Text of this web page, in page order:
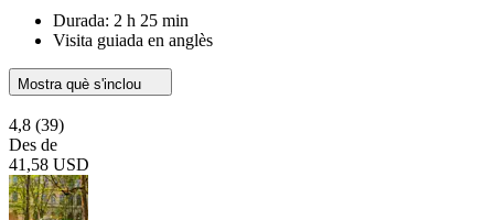
Durada: 2 h 25 min
Visita guiada en anglès
Mostra què s'inclou
4,8 (39)
Des de
41,58 USD